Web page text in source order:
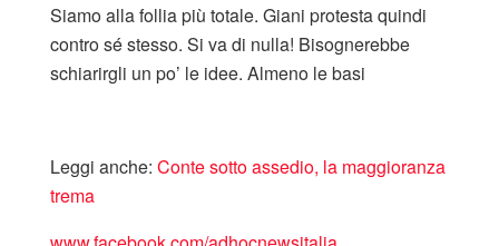
Siamo alla follia più totale. Giani protesta quindi
contro sé stesso. Si va di nulla! Bisognerebbe
schiarirgli un po’ le idee. Almeno le basi
Leggi anche: Conte sotto assedio, la maggioranza
trema